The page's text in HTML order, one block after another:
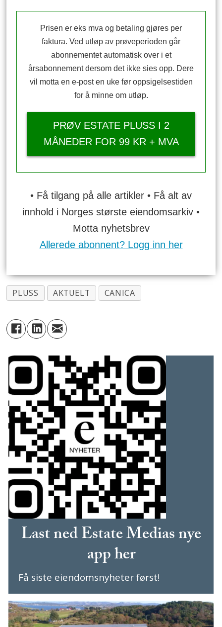
Prisen er eks mva og betaling gjøres per
faktura. Ved utløp av prøveperioden går
abonnementet automatisk over i et
årsabonnement dersom det ikke sies opp. Dere
vil motta en e-post en uke før oppsigelsestiden
for å minne om utløp.
PRØV ESTATE PLUSS I 2
MÅNEDER FOR 99 KR + MVA
• Få tilgang på alle artikler • Få alt av
innhold i Norges største eiendomsarkiv •
Motta nyhetsbrev
Allerede abonnent? Logg inn her
PLUSS AKTUELT CANICA
Last ned Estate Medias nye
app her
Få siste eiendomsnyheter først!